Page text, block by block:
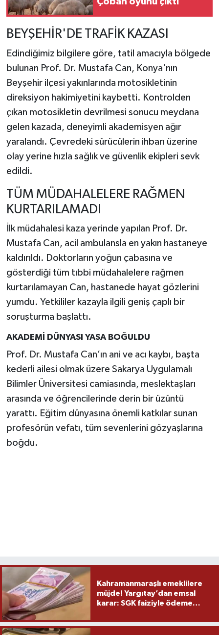
BEYŞEHİR'DE TRAFİK KAZASI
Edindiğimiz bilgilere göre, tatil amacıyla bölgede
bulunan Prof. Dr. Mustafa Can, Konya'nın
Beyşehir ilçesi yakınlarında motosikletinin
direksiyon hakimiyetini kaybetti. Kontrolden
çıkan motosikletin devrilmesi sonucu meydana
gelen kazada, deneyimli akademisyen ağır
yaralandı. Çevredeki sürücülerin ihbarı üzerine
olay yerine hızla sağlık ve güvenlik ekipleri sevk
edildi.
TÜM MÜDAHALELERE RAĞMEN
KURTARILAMADI
İlk müdahalesi kaza yerinde yapılan Prof. Dr.
Mustafa Can, acil ambulansla en yakın hastaneye
kaldırıldı. Doktorların yoğun çabasına ve
gösterdiği tüm tıbbi müdahalelere rağmen
kurtarılamayan Can, hastanede hayat gözlerini
yumdu. Yetkililer kazayla ilgili geniş çaplı bir
soruşturma başlattı.
AKADEMİ DÜNYASI YASA BOĞULDU
Prof. Dr. Mustafa Can’ın ani ve acı kaybı, başta
kederli ailesi olmak üzere Sakarya Uygulamalı
Bilimler Üniversitesi camiasında, meslektaşları
arasında ve öğrencilerinde derin bir üzüntü
yarattı. Eğitim dünyasına önemli katkılar sunan
profesörün vefatı, tüm sevenlerini gözyaşlarına
boğdu.
Kahramanmaraşlı emeklilere
müjde! Yargıtay’dan emsal
karar: SGK faiziyle ödeme